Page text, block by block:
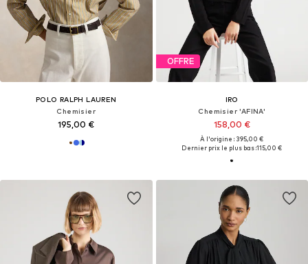
POLO RALPH LAUREN
Chemisier
195,00 €
OFFRE
IRO
Chemisier 'AFINA'
158,00 €
À l'origine : 395,00 €
Dernier prix le plus bas :115,00 €